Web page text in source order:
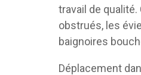
travail de qualité.
obstrués, les
baignoires
Déplacement